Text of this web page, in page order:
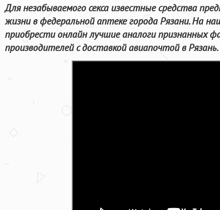
Для незабываемого секса известные средства
жизни в федеральной аптеке города Рязани. На
приобрести онлайн лучшие аналоги признанных
производителей с доставкой авиапочтой в Рязань.